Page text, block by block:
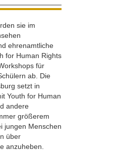
sie im
ehrenamtliche
for Human Rights
für
ab. Die
setzt in
Youth for Human
andere
größerem
jungen Menschen
über
anzuheben.